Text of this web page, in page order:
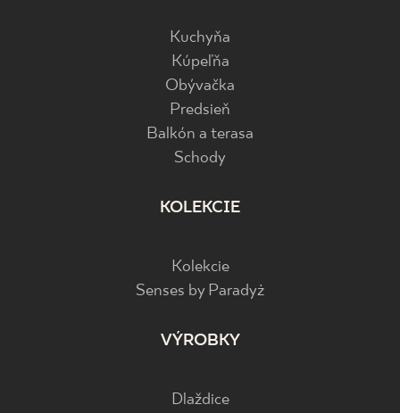
Kuchyňa
Kúpeľňa
Obývačka
Predsieň
Balkón a terasa
Schody
KOLEKCIE
Kolekcie
Senses by Paradyż
VÝROBKY
Dlaždice